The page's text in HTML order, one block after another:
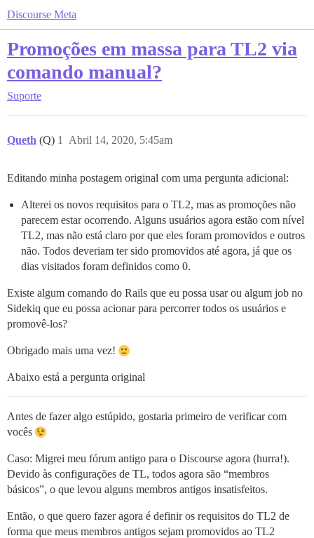
Discourse Meta
Promoções em massa para TL2 via
comando manual?
Suporte
Queth (Q) Abril 14, 2020, 5:45am
1
Editando minha postagem original com uma pergunta adicional:
Alterei os novos requisitos para o TL2, mas as promoções não
parecem estar ocorrendo. Alguns usuários agora estão com nível
TL2, mas não está claro por que eles foram promovidos e outros
não. Todos deveriam ter sido promovidos até agora, já que os
dias visitados foram definidos como 0.
Existe algum comando do Rails que eu possa usar ou algum job no
Sidekiq que eu possa acionar para percorrer todos os usuários e
promovê-los?
Obrigado mais uma vez!
Abaixo está a pergunta original
Antes de fazer algo estúpido, gostaria primeiro de verificar com
vocês
Caso: Migrei meu fórum antigo para o Discourse agora (hurra!).
Devido às configurações de TL, todos agora são “membros
básicos”, o que levou alguns membros antigos insatisfeitos.
Então, o que quero fazer agora é definir os requisitos do TL2 de
forma que meus membros antigos sejam promovidos ao TL2